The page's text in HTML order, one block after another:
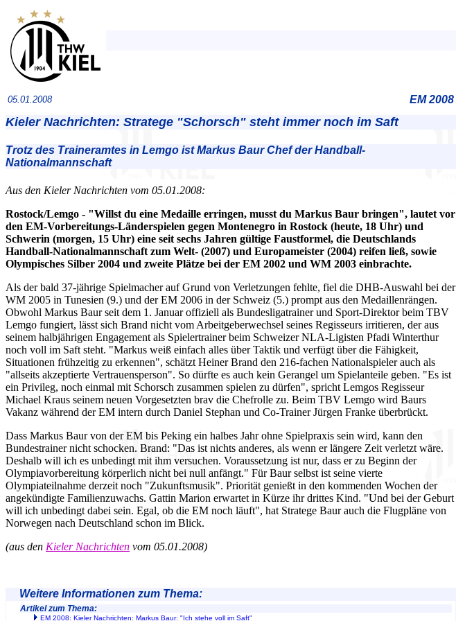
05.01.2008 EM 2008
Kieler Nachrichten: Stratege "Schorsch" steht immer noch im Saft
Trotz des Traineramtes in Lemgo ist Markus Baur Chef der Handball-
Nationalmannschaft
Aus den Kieler Nachrichten vom 05.01.2008:
Rostock/Lemgo - "Willst du eine Medaille erringen, musst du Markus Baur bringen", lautet vor
den EM-Vorbereitungs-Länderspielen gegen Montenegro in Rostock (heute, 18 Uhr) und
Schwerin (morgen, 15 Uhr) eine seit sechs Jahren gültige Faustformel, die Deutschlands
Handball-Nationalmannschaft zum Welt- (2007) und Europameister (2004) reifen ließ, sowie
Olympisches Silber 2004 und zweite Plätze bei der EM 2002 und WM 2003 einbrachte.
Als der bald 37-jährige Spielmacher auf Grund von Verletzungen fehlte, fiel die DHB-Auswahl bei der
WM 2005 in Tunesien (9.) und der EM 2006 in der Schweiz (5.) prompt aus den Medaillenrängen.
Obwohl Markus Baur seit dem 1. Januar offiziell als Bundesligatrainer und Sport-Direktor beim TBV
Lemgo fungiert, lässt sich Brand nicht vom Arbeitgeberwechsel seines Regisseurs irritieren, der aus
seinem halbjährigen Engagement als Spielertrainer beim Schweizer NLA-Ligisten Pfadi Winterthur
noch voll im Saft steht. "Markus weiß einfach alles über Taktik und verfügt über die Fähigkeit,
Situationen frühzeitig zu erkennen", schätzt Heiner Brand den 216-fachen Nationalspieler auch als
"allseits akzeptierte Vertrauensperson". So dürfte es auch kein Gerangel um Spielanteile geben. "Es ist
ein Privileg, noch einmal mit Schorsch zusammen spielen zu dürfen", spricht Lemgos Regisseur
Michael Kraus seinem neuen Vorgesetzten brav die Chefrolle zu. Beim TBV Lemgo wird Baurs
Vakanz während der EM intern durch Daniel Stephan und Co-Trainer Jürgen Franke überbrückt.
Dass Markus Baur von der EM bis Peking ein halbes Jahr ohne Spielpraxis sein wird, kann den
Bundestrainer nicht schocken. Brand: "Das ist nichts anderes, als wenn er längere Zeit verletzt wäre.
Deshalb will ich es unbedingt mit ihm versuchen. Voraussetzung ist nur, dass er zu Beginn der
Olympiavorbereitung körperlich nicht bei null anfängt." Für Baur selbst ist seine vierte
Olympiateilnahme derzeit noch "Zukunftsmusik". Priorität genießt in den kommenden Wochen der
angekündigte Familienzuwachs. Gattin Marion erwartet in Kürze ihr drittes Kind. "Und bei der Geburt
will ich unbedingt dabei sein. Egal, ob die EM noch läuft", hat Stratege Baur auch die Flugpläne von
Norwegen nach Deutschland schon im Blick.
(aus den Kieler Nachrichten vom 05.01.2008)
Weitere Informationen zum Thema:
Artikel zum Thema:
EM 2008: Kieler Nachrichten: Markus Baur: "Ich stehe voll im Saft"